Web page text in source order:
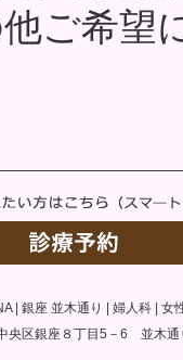
ご希望
| 銀座 並木通り | 婦人科 | 女
央区銀座８丁目5－6 並木